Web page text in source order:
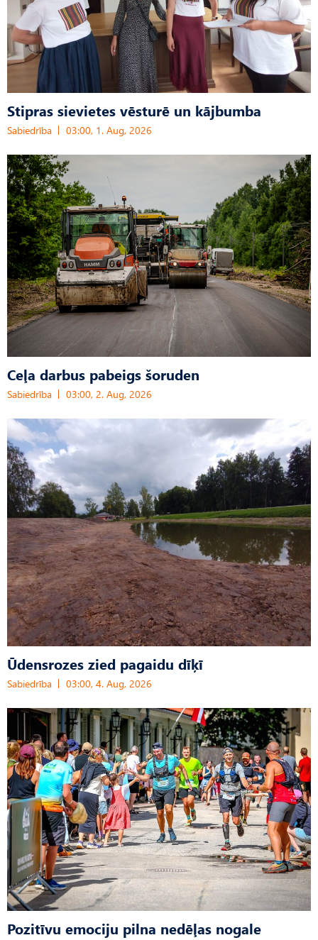
Stipras sievietes vēsturē un kājbumba
Sabiedrība 03:00, 1. Aug, 2026
Ceļa darbus pabeigs šoruden
Sabiedrība 03:00, 2. Aug, 2026
Ūdensrozes zied pagaidu dīķī
Sabiedrība 03:00, 4. Aug, 2026
Pozitīvu emociju pilna nedēļas nogale